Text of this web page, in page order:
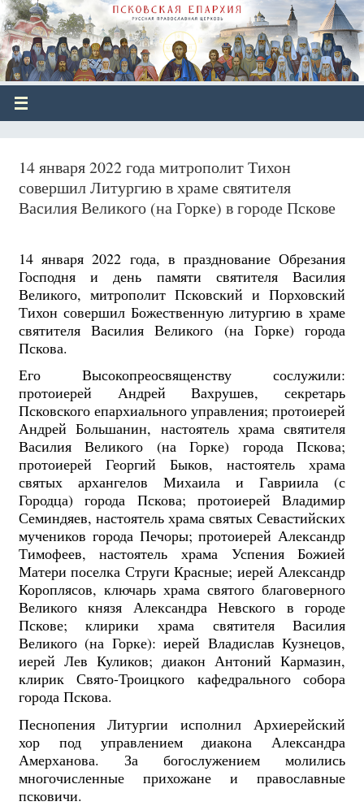
14 января 2022 года митрополит Тихон
совершил Литургию в храме святителя
Василия Великого (на Горке) в городе Пскове
14 января 2022 года, в празднование Обрезания
Господня и день памяти святителя Василия
Великого, митрополит Псковский и Порховский
Тихон совершил Божественную литургию в храме
святителя Василия Великого (на Горке) города
Пскова.
Его Высокопреосвященству сослужили:
протоиерей Андрей Вахрушев, секретарь
Псковского епархиального управления; протоиерей
Андрей Большанин, настоятель храма святителя
Василия Великого (на Горке) города Пскова;
протоиерей Георгий Быков, настоятель храма
святых архангелов Михаила и Гавриила (с
Городца) города Пскова; протоиерей Владимир
Семиндяев, настоятель храма святых Севастийских
мучеников города Печоры; протоиерей Александр
Тимофеев, настоятель храма Успения Божией
Матери поселка Струги Красные; иерей Александр
Короплясов, ключарь храма святого благоверного
Великого князя Александра Невского в городе
Пскове; клирики храма святителя Василия
Великого (на Горке): иерей Владислав Кузнецов,
иерей Лев Куликов; диакон Антоний Кармазин,
клирик Свято-Троицкого кафедрального собора
города Пскова.
Песнопения Литургии исполнил Архиерейский
хор под управлением диакона Александра
Амерханова. За богослужением молились
многочисленные прихожане и православные
псковичи.